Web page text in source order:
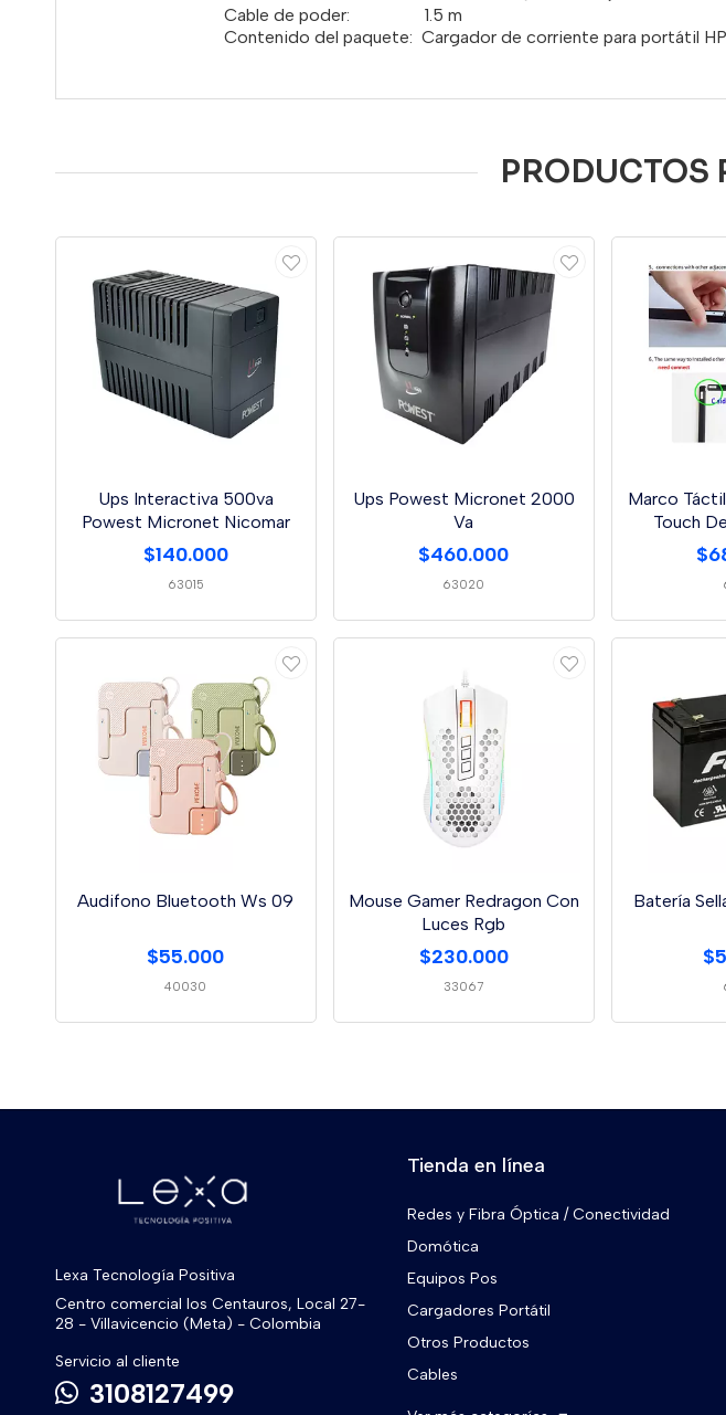
Cable de poder: 1.5 m
Contenido del paquete: Cargador de corriente para portátil HP
PRODUCTOS
Ups Interactiva 500va
Powest Micronet Nicomar
$140.000
63015
Ups Powest Micronet 2000
Va
$460.000
63020
Marco
Touch
Audifono Bluetooth Ws 09
$55.000
40030
Mouse Gamer Redragon Con
Luces Rgb
$230.000
33067
Batería
Lexa Tecnología Positiva
Centro comercial los Centauros, Local 27-
28 - Villavicencio (Meta) - Colombia
Servicio al cliente
3108127499
Tienda en línea
Redes y Fibra Óptica / Conectividad
Domótica
Equipos Pos
Cargadores Portátil
Otros Productos
Cables